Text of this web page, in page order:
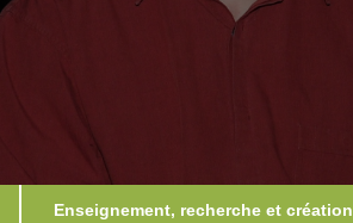
Enseignement, recherche et création